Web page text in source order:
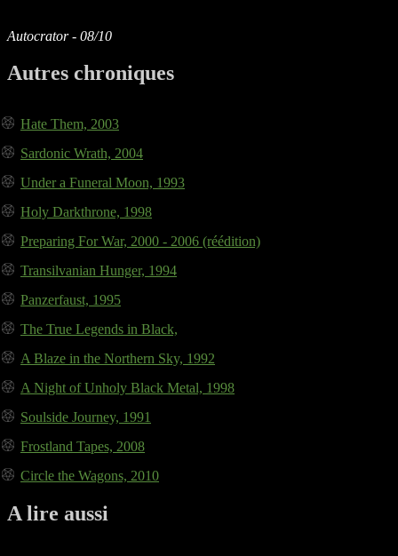
Autocrator - 08/10
Autres chroniques
Hate Them, 2003
Sardonic Wrath, 2004
Under a Funeral Moon, 1993
Holy Darkthrone, 1998
Preparing For War, 2000 - 2006 (réédition)
Transilvanian Hunger, 1994
Panzerfaust, 1995
The True Legends in Black,
A Blaze in the Northern Sky, 1992
A Night of Unholy Black Metal, 1998
Soulside Journey, 1991
Frostland Tapes, 2008
Circle the Wagons, 2010
A lire aussi